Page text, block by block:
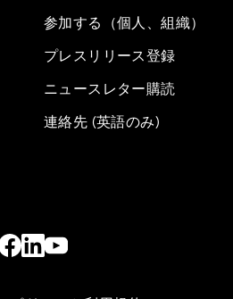
参加する（個人、組織）
プレスリリース登録
ニュースレター購読
連絡先 (英語のみ)